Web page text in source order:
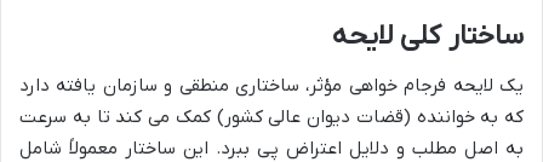
ساختار کلی لایحه
یک لایحه فرجام خواهی مؤثر، ساختاری منطقی و سازمان یافته دارد
که به خواننده (قضات دیوان عالی کشور) کمک می کند تا به سرعت
به اصل مطلب و دلایل اعتراض پی ببرد. این ساختار معمولاً شامل